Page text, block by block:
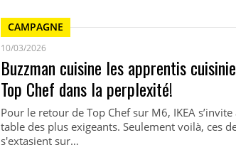
CAMPAGNE
10/03/2026
Buzzman cuisine les apprentis
Top Chef dans la perplexité!
Pour le retour de Top Chef sur M6, IKEA s’invite
table des plus exigeants. Seulement voilà, ces
s'extasient sur…